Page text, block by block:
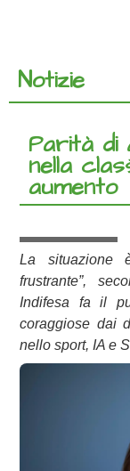
Notizie
Parità di
nella
aumento
La situazione
frustrante”,
Indifesa fa il
coraggiose dai
nello sport, IA e